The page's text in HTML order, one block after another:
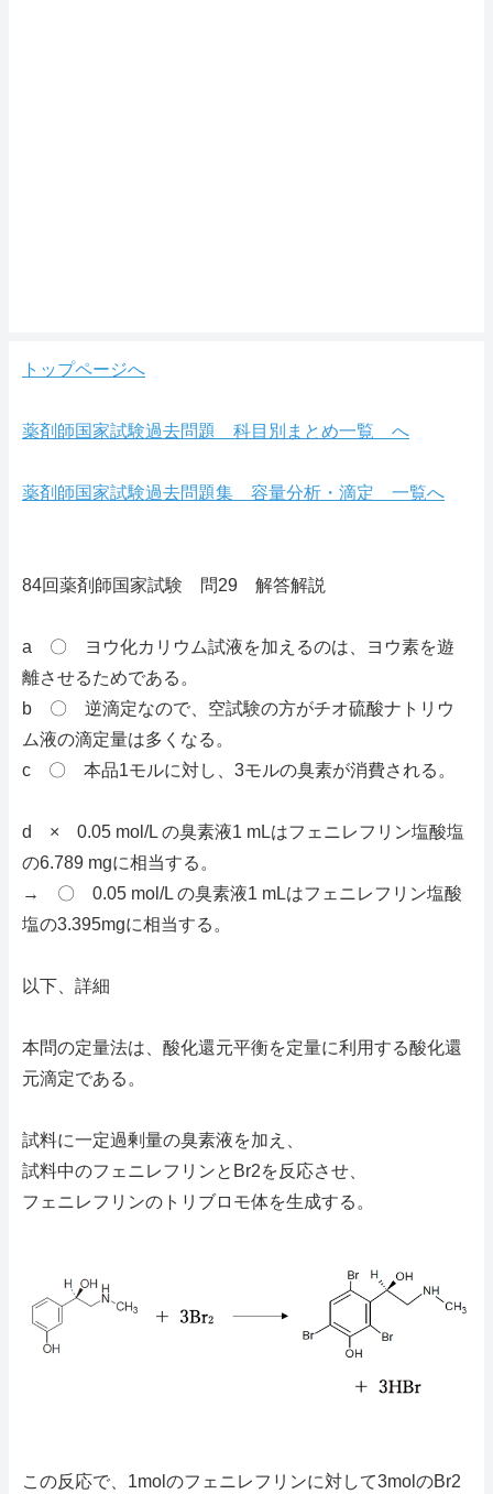
トップページへ
薬剤師国家試験過去問題 科目別まとめ一覧 へ
薬剤師国家試験過去問題集 容量分析・滴定 一覧へ
84回薬剤師国家試験 問29 解答解説
a 〇 ヨウ化カリウム試液を加えるのは、ヨウ素を遊
離させるためである。
b 〇 逆滴定なので、空試験の方がチオ硫酸ナトリウ
ム液の滴定量は多くなる。
c 〇 本品1モルに対し、3モルの臭素が消費される。
d × 0.05 mol/L の臭素液1 mLはフェニレフリン塩酸塩
の6.789 mgに相当する。
→ 〇 0.05 mol/L の臭素液1 mLはフェニレフリン塩酸
塩の3.395mgに相当する。
以下、詳細
本問の定量法は、酸化還元平衡を定量に利用する酸化還
元滴定である。
試料に一定過剰量の臭素液を加え、
試料中のフェニレフリンとBr2を反応させ、
フェニレフリンのトリブロモ体を生成する。
この反応で、1molのフェニレフリンに対して3molのBr2